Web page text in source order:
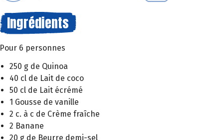
Ingrédients
Pour 6 personnes
250 g de Quinoa
40 cl de Lait de coco
50 cl de Lait écrémé
1 Gousse de vanille
2 c. à c de Crème fraîche
2 Banane
20 g de Beurre demi-sel